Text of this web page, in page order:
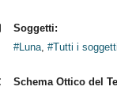
Soggetti:
#Luna, #Tutti i soggetti
Schema Ottico del